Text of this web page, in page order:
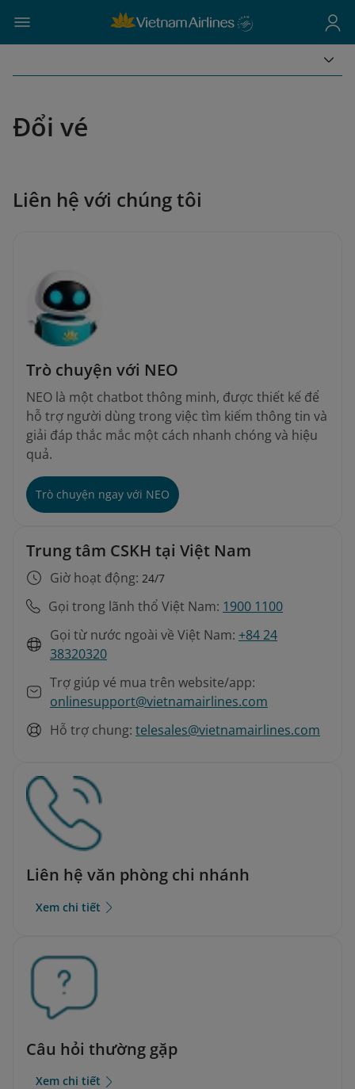
Đổi vé
Liên hệ với chúng tôi
Trò chuyện với NEO
NEO là một chatbot thông minh, được thiết kế để
hỗ trợ người dùng trong việc tìm kiếm thông tin và
giải đáp thắc mắc một cách nhanh chóng và hiệu
quả.
Trò chuyện ngay với NEO
Trung tâm CSKH tại Việt Nam
Giờ hoạt động: 24/7
Gọi trong lãnh thổ Việt Nam: 1900 1100
Gọi từ nước ngoài về Việt Nam: +84 24
38320320
Trợ giúp vé mua trên website/app:
onlinesupport@vietnamairlines.com
Hỗ trợ chung: telesales@vietnamairlines.com
Liên hệ văn phòng chi nhánh
Xem chi tiết
Câu hỏi thường gặp
Xem chi tiết